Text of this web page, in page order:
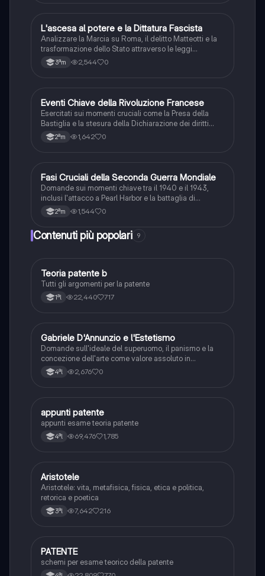
LStoria
L'ascesa al potere e la Dittatura Fascista
Analizzare la Marcia su Roma, il delitto Matteotti e la
trasformazione dello Stato attraverso le leggi
fascistissime.
3ªm 2,544 0
EStoria
Eventi Chiave della Rivoluzione Francese
Esercitati sui momenti cruciali come la Presa della
Bastiglia e la stesura della Dichiarazione dei diritti
dell'uomo e del cittadino.
2ªm 1,642 0
FStoria
Fasi Cruciali della Seconda Guerra Mondiale
Domande sui momenti chiave tra il 1940 e il 1943,
inclusi l'attacco a Pearl Harbor e la battaglia di
Stalingrado.
2ªm 1,544 0
Contenuti più popolari 9
Altro
Teoria patente b
Tutti gli argomenti per la patente
1ªl 22,440 717
GItaliano
Gabriele D'Annunzio e l'Estetismo
Domande sull'ideale del superuomo, il panismo e la
concezione dell'arte come valore assoluto in
D'Annunzio.
4ªl 2,676 0
Altro
appunti patente
appunti esame teoria patente
4ªl 69,476 1,785
Filosofia
Aristotele
Aristotele: vita, metafisica, fisica, etica e politica,
retorica e poetica
3ªl 7,642 216
Altro
PATENTE
schemi per esame teorico della patente